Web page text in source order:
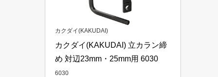
カクダイ(KAKUDAI)
カクダイ(KAKUDAI) 立カラン締
め 対辺23mm・25mm用 6030
6030